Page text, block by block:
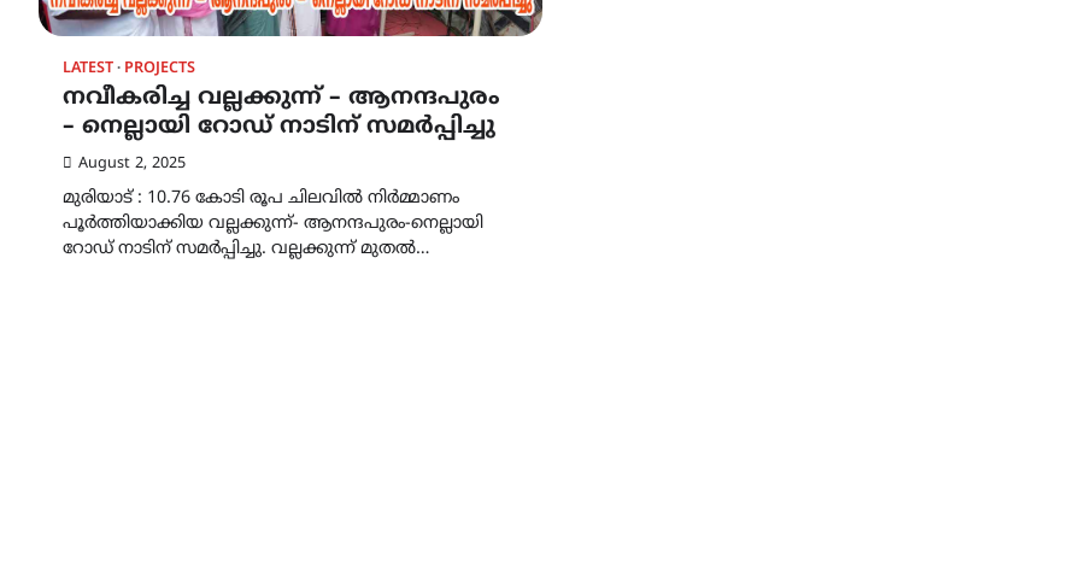
LATEST PROJECTS
നവീകരിച്ച വല്ലക്കുന്ന് – ആനന്ദപുരം
– നെല്ലായി റോഡ് നാടിന് സമർപ്പിച്ചു
August 2, 2025
മുരിയാട് : 10.76 കോടി രൂപ ചിലവിൽ നിർമ്മാണം
പൂർത്തിയാക്കിയ വല്ലക്കുന്ന്- ആനന്ദപുരം-നെല്ലായി
റോഡ് നാടിന് സമർപ്പിച്ചു. വല്ലക്കുന്ന് മുതൽ…